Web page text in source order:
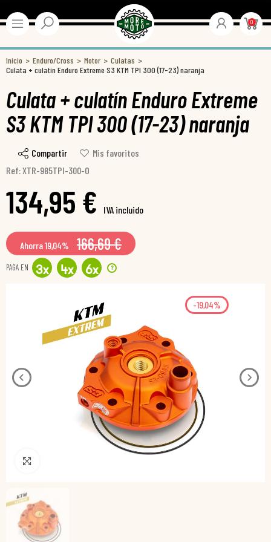
0
Inicio Enduro/Cross Motor
Culatas
Culata + culatín Enduro Extreme S3 KTM TPI 300 (17-23) naranja
Culata + culatín Enduro Extreme
S3 KTM TPI 300 (17-23) naranja
Compartir
Mis favoritos
Ref: XTR-985TPI-300-O
134,95 € IVA incluido
Ahorra 19,04% 166,69 €
PAGA EN 3x 4x 6x ?
-19,04%